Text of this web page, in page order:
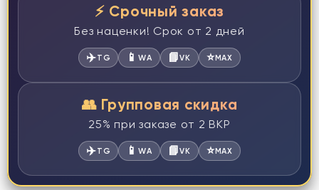
⚡ Срочный заказ
Без наценки! Срок от 2 дней
✈️TG 📱WA 📘VK ⭐MAX
👥 Групповая скидка
25% при заказе от 2 ВКР
✈️TG 📱WA 📘VK ⭐MAX